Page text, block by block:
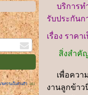
ยความเป็นส่วนตัวของ
บริการท
รับประกันก
เรื่อง ราค
สิ่งสำคัญ
เพื่อความ
งานลูกข้าว